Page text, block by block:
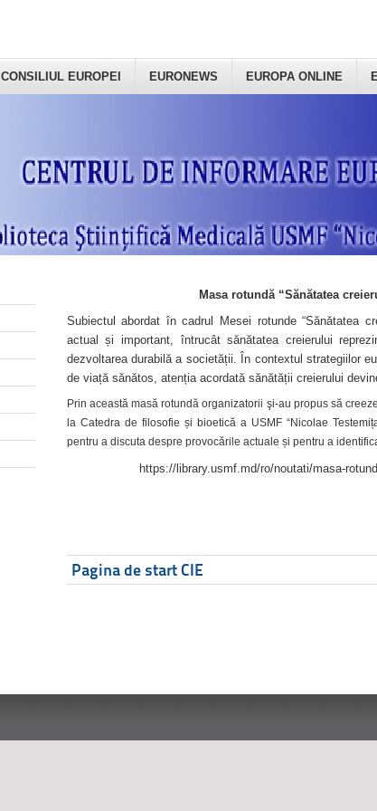
CONSILIUL EUROPEI EURONEWS EUROPA ONLINE
Masa rotundă “Sănătatea
Subiectul abordat în cadrul Mesei rotunde “Sănătatea
actual și important, întrucât sănătatea creierului
dezvoltarea durabilă a societății. În contextul strategiilor
de viață sănătos, atenția acordată sănătății creierului
Prin această masă rotundă organizatorii şi-au propus să
la Catedra de filosofie și bioetică a USMF “Nicolae
pentru a discuta despre provocările actuale și pentru a
https://library.usmf.md/ro/noutati/masa-
Pagina de start CIE